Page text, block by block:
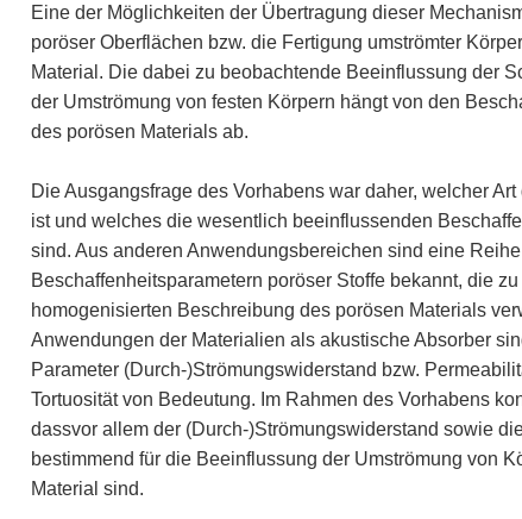
Eine der Möglichkeiten der Übertragung dieser
poröser Oberflächen bzw. die Fertigung umströmter
Material. Die dabei zu beobachtende Beeinflussung der
der Umströmung von festen Körpern hängt von den
des porösen Materials ab.
Die Ausgangsfrage des Vorhabens war daher, welcher
ist und welches die wesentlich beeinflussenden
sind. Aus anderen Anwendungsbereichen sind eine
Beschaffenheitsparametern poröser Stoffe bekannt, die
homogenisierten Beschreibung des porösen Materials
Anwendungen der Materialien als akustische Absorber
Parameter (Durch-)Strömungswiderstand bzw.
Tortuosität von Bedeutung. Im Rahmen des Vorhabens
dassvor allem der (Durch-)Strömungswiderstand sowie
bestimmend für die Beeinflussung der Umströmung von
Material sind.